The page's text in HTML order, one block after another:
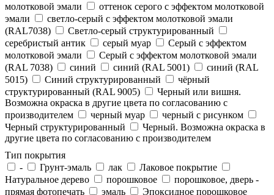
молотковой эмали
оттенок серого с эффектом молотковой
эмали
светло-серый с эффектом молотковой эмали
(RAL7038)
Светло-серый структурированный
серебристый антик
серый муар
Серый с эффектом
молотковой эмали
Серый с эффектом молотковой эмали
(RAL 7038)
синий синий (RAL 5001)
синий (RAL
5015)
Синий структурированный
чёрный
структурированный (RAL 9005)
Черный или вишня.
Возможна окраска в другие цвета по согласованию с
производителем
черный муар
черный с рисунком
Черный структурированный
Черный. Возможна окраска в
другие цвета по согласованию с производителем
Тип покрытия
-
Грунт-эмаль лак
Лаковое покрытие
Натуральное дерево
порошковое
порошковое, дверь -
прямая фотопечать
эмаль Эпоксидное порошковое